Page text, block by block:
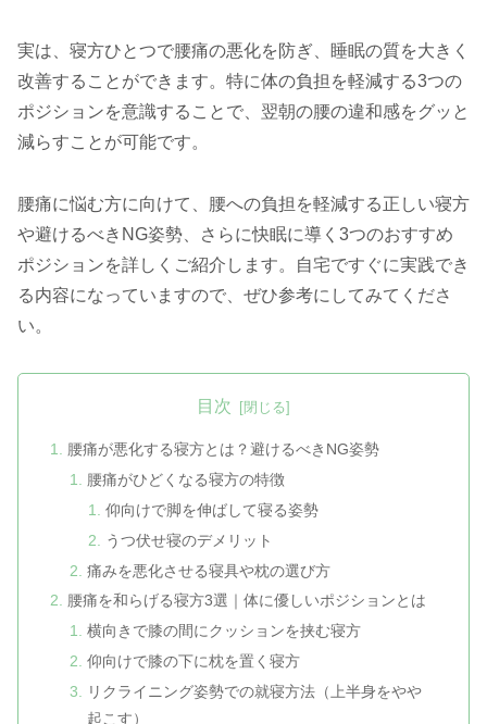
実は、寝方ひとつで腰痛の悪化を防ぎ、睡眠の質を大きく
改善することができます。特に体の負担を軽減する3つの
ポジションを意識することで、翌朝の腰の違和感をグッと
減らすことが可能です。
腰痛に悩む方に向けて、腰への負担を軽減する正しい寝方
や避けるべきNG姿勢、さらに快眠に導く3つのおすすめ
ポジションを詳しくご紹介します。自宅ですぐに実践でき
る内容になっていますので、ぜひ参考にしてみてくださ
い。
目次
腰痛が悪化する寝方とは？避けるべきNG姿勢
腰痛がひどくなる寝方の特徴
仰向けで脚を伸ばして寝る姿勢
うつ伏せ寝のデメリット
痛みを悪化させる寝具や枕の選び方
腰痛を和らげる寝方3選｜体に優しいポジションとは
横向きで膝の間にクッションを挟む寝方
仰向けで膝の下に枕を置く寝方
リクライニング姿勢での就寝方法（上半身をやや
起こす）